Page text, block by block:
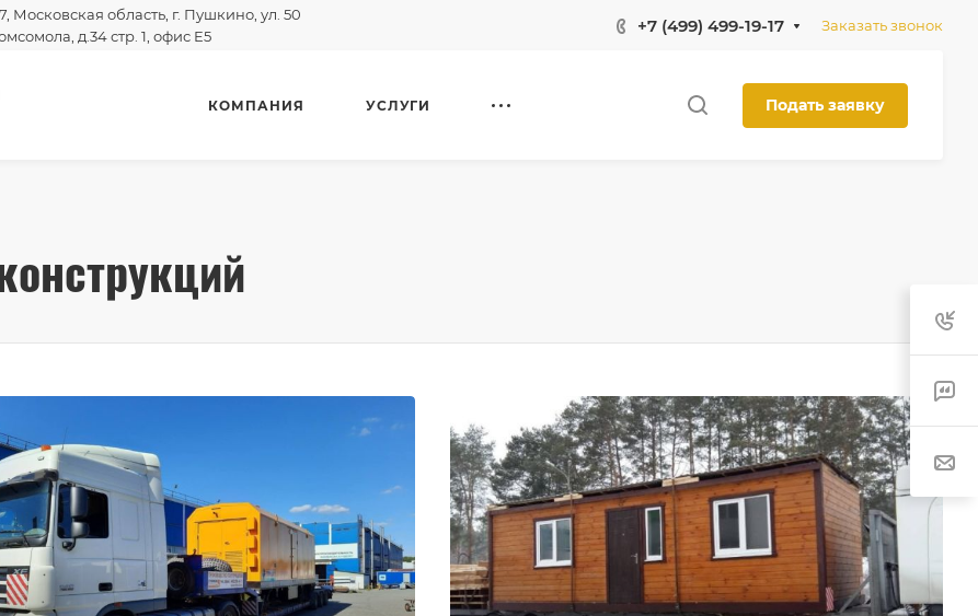
Московская область, г. Пушкино, ул. 50
д.34 стр. 1, офис E5
+7 (499) 499-19-17 Заказать звонок
КОМПАНИЯ УСЛУГИ Подать заявку